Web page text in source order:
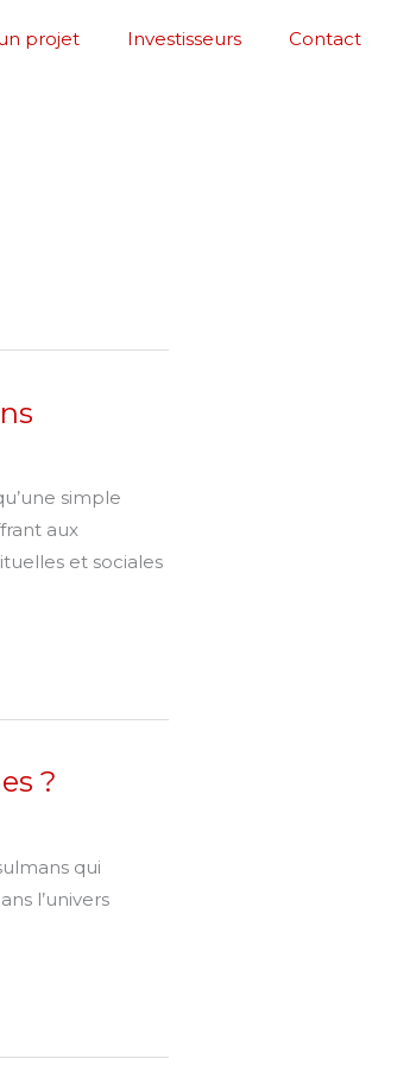
projet Investisseurs Contact
simple
aux
et sociales
?
qui
l’univers